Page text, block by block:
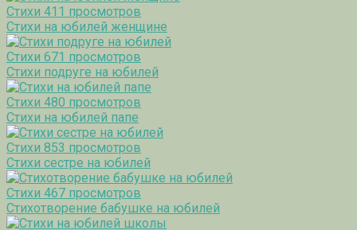
Стихи 411 просмотров
Стихи на юбилей женщине
Стихи 671 просмотров
Стихи подруге на юбилей
Стихи 480 просмотров
Стихи на юбилей папе
Стихи 853 просмотров
Стихи сестре на юбилей
Стихи 467 просмотров
Стихотворение бабушке на юбилей